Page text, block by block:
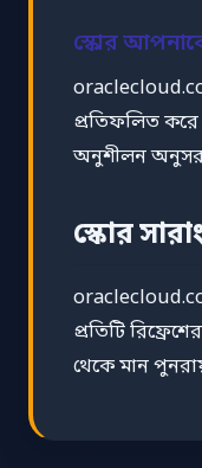
স্কোর
প্রতিফলিত করে
অনুশীলন
স্কোর
প্রতিটি
থেকে মান